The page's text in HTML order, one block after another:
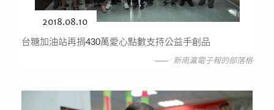
2018.08.10
台糖加油站再捐430萬愛心點數支持公益手創品
新南瀛電子報的部落格